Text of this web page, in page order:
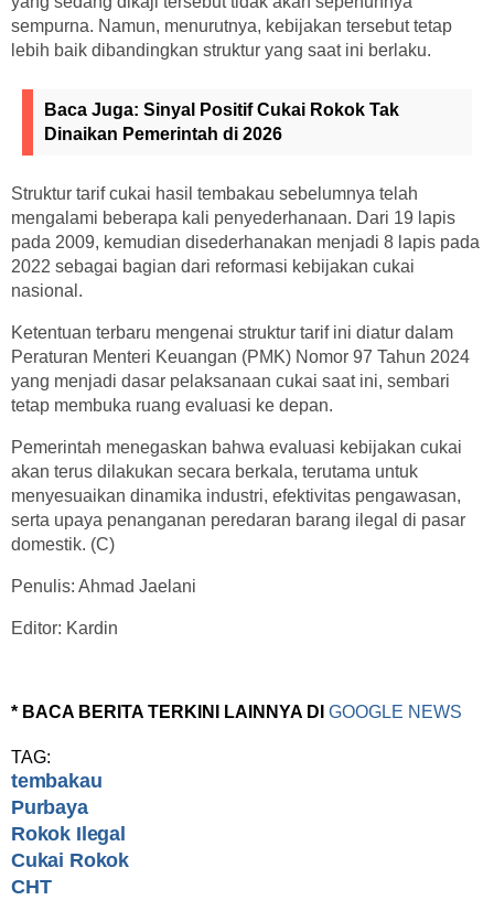
sempurna. Namun, menurutnya, kebijakan tersebut tetap
lebih baik dibandingkan struktur yang saat ini berlaku.
Baca Juga: Sinyal Positif Cukai Rokok Tak
Dinaikan Pemerintah di 2026
Struktur tarif cukai hasil tembakau sebelumnya telah
mengalami beberapa kali penyederhanaan. Dari 19 lapis
pada 2009, kemudian disederhanakan menjadi 8 lapis pada
2022 sebagai bagian dari reformasi kebijakan cukai
nasional.
Ketentuan terbaru mengenai struktur tarif ini diatur dalam
Peraturan Menteri Keuangan (PMK) Nomor 97 Tahun 2024
yang menjadi dasar pelaksanaan cukai saat ini, sembari
tetap membuka ruang evaluasi ke depan.
Pemerintah menegaskan bahwa evaluasi kebijakan cukai
akan terus dilakukan secara berkala, terutama untuk
menyesuaikan dinamika industri, efektivitas pengawasan,
serta upaya penanganan peredaran barang ilegal di pasar
domestik. (C)
Penulis: Ahmad Jaelani
Editor: Kardin
* BACA BERITA TERKINI LAINNYA DI GOOGLE NEWS
TAG:
tembakau
Purbaya
Rokok Ilegal
Cukai Rokok
CHT